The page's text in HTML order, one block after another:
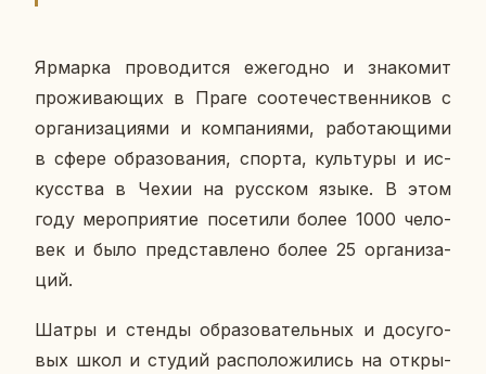
Яр­мар­ка про­во­дит­ся еже­год­но и зна­ко­мит
про­жи­ва­ю­щих в Праге со­оте­че­ствен­ни­ков с
ор­га­ни­за­ци­я­ми и ком­па­ни­я­ми, ра­бо­та­ю­щи­ми
в сфере об­ра­зо­ва­ния, спорта, куль­ту­ры и ис­
кус­ства в Чехии на рус­ском языке. В этом
году ме­ро­при­я­тие по­се­ти­ли более 1000 че­ло­
век и было пред­став­ле­но более 25 ор­га­ни­за­
ций.
Шатры и стенды об­ра­зо­ва­тель­ных и до­су­го­
вых школ и студий рас­по­ло­жи­лись на от­кры­